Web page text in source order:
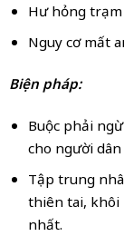
Hư hỏng trạm
Nguy cơ mất
Biện pháp:
Buộc phải
cho người dân
Tập trung
thiên tai, khôi
nhất.